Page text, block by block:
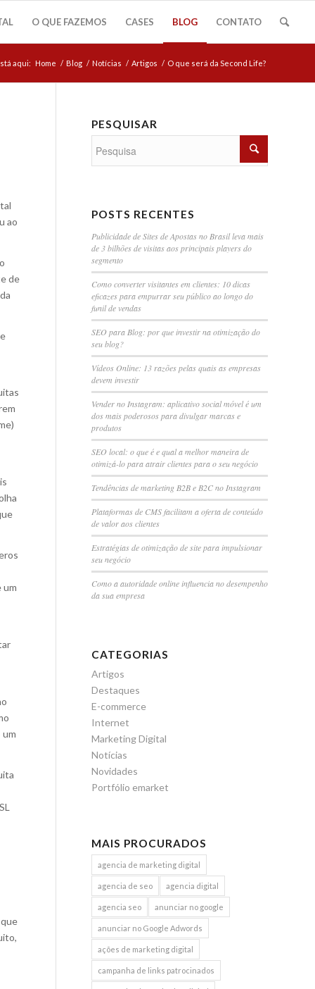
O QUE FAZEMOS CASES BLOG CONTATO
aqui: Home / Blog / Notícias / Artigos / O que será da Second Life?
ao
de
um
um
PESQUISAR
POSTS RECENTES
Publicidade de Sites de Apostas no Brasil leva mais
de 3 bilhões de visitas aos principais players do
segmento
Como converter visitantes em clientes: 10 dicas
eficazes para empurrar seu público ao longo do
funil de vendas
SEO para Blog: por que investir na otimização do
seu blog?
Vídeos Online: 13 razões pelas quais as empresas
devem investir
Vender no Instagram: aplicativo social móvel é um
dos mais poderosos para divulgar marcas e
produtos
SEO local: o que é e qual a melhor maneira de
otimizá-lo para atrair clientes para o seu negócio
Tendências de marketing B2B e B2C no Instagram
Plataformas de CMS facilitam a oferta de conteúdo
de valor aos clientes
Estratégias de otimização de site para impulsionar
seu negócio
Como a autoridade online influencia no desempenho
da sua empresa
CATEGORIAS
Artigos
Destaques
E-commerce
Internet
Marketing Digital
Notícias
Novidades
Portfólio emarket
MAIS PROCURADOS
agencia de marketing digital
agencia de seo agencia digital
agencia seo anunciar no google
anunciar no Google Adwords
ações de marketing digital
campanha de links patrocinados